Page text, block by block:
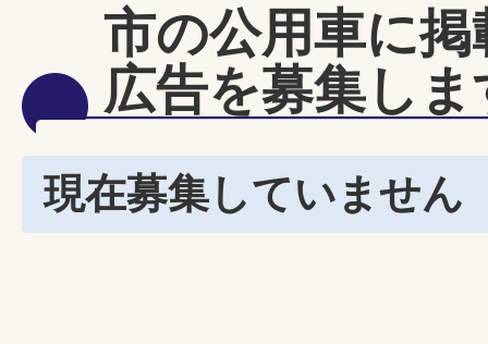
市の公用車に
広告を募集しま
現在募集していません